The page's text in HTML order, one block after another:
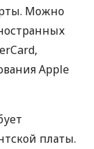
Можно
Apple
платы.